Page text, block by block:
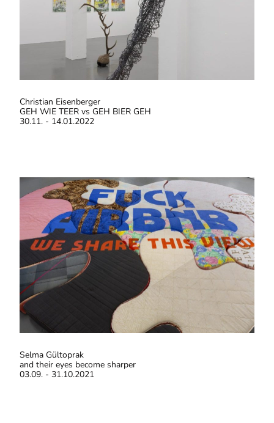
Christian Eisenberger
GEH WIE TEER vs GEH BIER GEH
30.11. - 14.01.2022
Selma Gültoprak
and their eyes become sharper
03.09. - 31.10.2021